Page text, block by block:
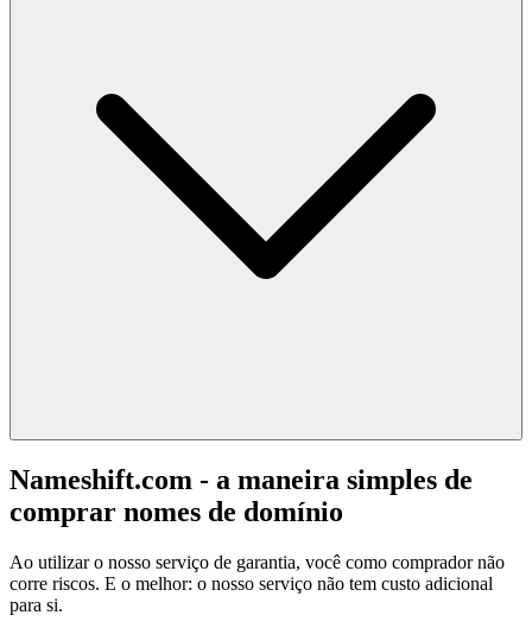
Nameshift.com - a maneira simples de
comprar nomes de domínio
Ao utilizar o nosso serviço de garantia, você como comprador não
corre riscos. E o melhor: o nosso serviço não tem custo adicional
para si.